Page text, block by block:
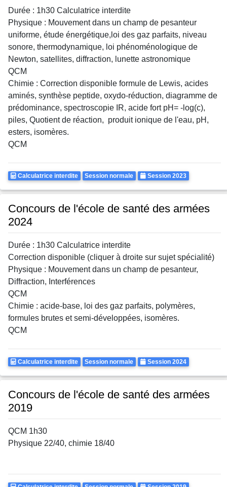
Durée : 1h30 Calculatrice interdite
Physique : Mouvement dans un champ de pesanteur
uniforme, étude énergétique,loi des gaz parfaits, niveau
sonore, thermodynamique, loi phénoménologique de
Newton, satellites, diffraction, lunette astronomique
QCM
Chimie : Correction disponible formule de Lewis, acides
aminés, synthèse peptide, oxydo-réduction, diagramme de
prédominance, spectroscopie IR, acide fort pH= -log(c),
piles, Quotient de réaction, produit ionique de l'eau, pH,
esters, isomères.
QCM
Calculatrice
Calculatrice interdite Rattrapages
Session normale Annee
Session 2023
Concours de l'école de santé des armées
2024
Durée : 1h30 Calculatrice interdite
Correction disponible (cliquer à droite sur sujet spécialité)
Physique : Mouvement dans un champ de pesanteur,
Diffraction, Interférences
QCM
Chimie : acide-base, loi des gaz parfaits, polymères,
formules brutes et semi-développées, isomères.
QCM
Calculatrice
Calculatrice interdite Rattrapages
Session normale Annee
Session 2024
Concours de l'école de santé des armées
2019
QCM 1h30
Physique 22/40, chimie 18/40